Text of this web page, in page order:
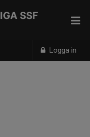
Logga in
SSF